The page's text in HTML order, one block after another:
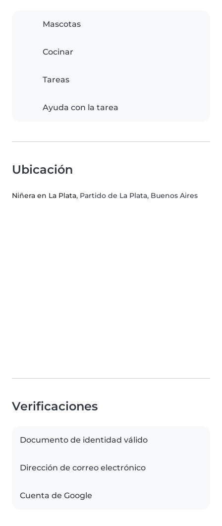
Mascotas
Cocinar
Tareas
Ayuda con la tarea
Ubicación
Niñera en La Plata, Partido de La Plata, Buenos Aires
Verificaciones
Documento de identidad válido
Dirección de correo electrónico
Cuenta de Google